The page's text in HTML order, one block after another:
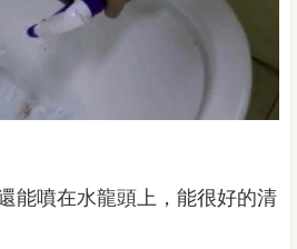
能噴在水龍頭上，能很好的清